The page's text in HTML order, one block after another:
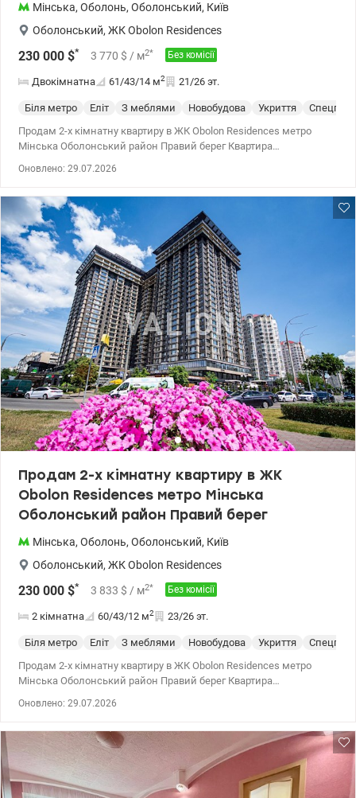
Мінська, Оболонь, Оболонський, Київ
Оболонський, ЖК Obolon Residences
230 000 $* 3 770 $ / м2* Без комісії
Двокімнатна 61/43/14 м2 21/26 эт.
Біля метро Еліт З меблями Новобудова Укриття
Продам 2-х кімнатну квартиру в ЖК Obolon Residences метро
Мінська Оболонський район Правий берег Квартира
пральна та сушильна машина, бойлер. Функціональне
планування включає кухню з вбудованими меблями, окремі дві
закриті спальні з гардеробною кімнатою, місткий санвузол з
душевою кабіною. Якість ремонту відповідає статусу будинку.
Квартира в одному з найбільш преміальних комплексів Києва
ЖК Obolon Residences. Повна автономність. Потужна система
генераторів підтримує роботу ліфтів, водопостачання та
освітлення. Власна котельня гарантує незалежність від міських
мереж. Безпека. Цілодобова охорона, дворівневий підземний
паркінг, який є надійним укриттям (зв'язок, вентиляція, ліфт).
Інфраструктура рівня 5-ти зіркового готелю. Власники мають
ексклюзивний безкоштовний доступ до внутрішніх сервісів:
Roof-lounge: Лаунж-зона на даху з джакузі та панорамним
виглядом. Sport&Leisure: Сучасний фітнес-центр, власний
кінотеатр та дитяча кімната. Business& Service: Конференц-зал,
пральня та професійний консьєрж-сервіс 24/7. Obolon
Residences - це не просто нерухомість, це закрита екосистема
Валентина 0977893310 valion.ua/1152844
Оновлено: 29.07.2026
Продам 2-х кімнатну квартиру в ЖК
Obolon Residences метро Мінська
Оболонський район Правий берег
Мінська, Оболонь, Оболонський, Київ
Оболонський, ЖК Obolon Residences
230 000 $* 3 833 $ / м2* Без комісії
2 кімнатна 60/43/12 м2 23/26 эт.
Біля метро Еліт З меблями Новобудова Укриття
Продам 2-х кімнатну квартиру в ЖК Obolon Residences метро
Мінська Оболонський район Правий берег Квартира
пральна та сушильна машина, бойлер. Функціональне
планування включає кухню з вбудованими меблями, окремі дві
закриті спальні з гардеробною кімнатою, місткий санвузол з
душевою кабіною. Якість ремонту відповідає статусу будинку.
Оновлено: 29.07.2026